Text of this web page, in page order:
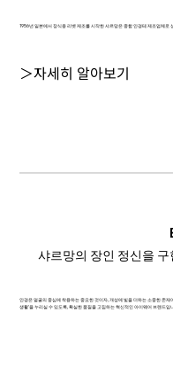
1956년 일본에서 장식용 리벳 제조를 시작한 샤르망은 종합 안경테 제조업체로
＞자세히 알아보기
샤르망의 장인 정신을
안경은 얼굴의 중심에 착용하는 중요한 것이자, 개성에 빛을 더하는 소중한 존
생활'을 누리실 수 있도록, 확실한 품질을 고집하는 혁신적인 아이웨어 브랜드입